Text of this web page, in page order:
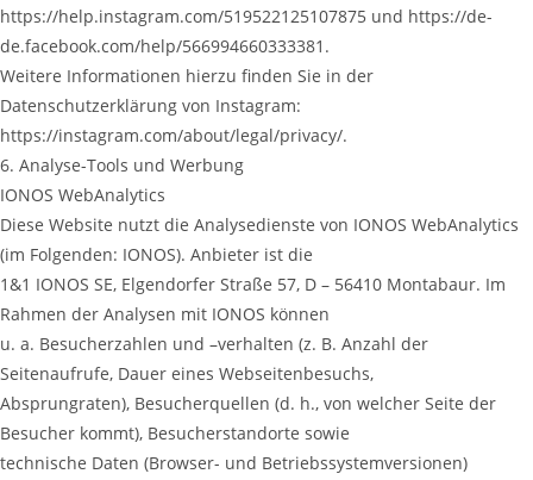
https://help.instagram.com/519522125107875 und https://de-
de.facebook.com/help/566994660333381.
Weitere Informationen hierzu finden Sie in der
Datenschutzerklärung von Instagram:
https://instagram.com/about/legal/privacy/.
6. Analyse-Tools und Werbung
IONOS WebAnalytics
Diese Website nutzt die Analysedienste von IONOS WebAnalytics
(im Folgenden: IONOS). Anbieter ist die
1&1 IONOS SE, Elgendorfer Straße 57, D – 56410 Montabaur. Im
Rahmen der Analysen mit IONOS können
u. a. Besucherzahlen und –verhalten (z. B. Anzahl der
Seitenaufrufe, Dauer eines Webseitenbesuchs,
Absprungraten), Besucherquellen (d. h., von welcher Seite der
Besucher kommt), Besucherstandorte sowie
technische Daten (Browser- und Betriebssystemversionen)